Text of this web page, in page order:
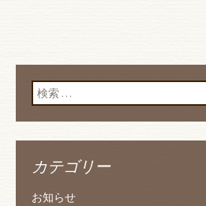
検索:
カテゴリー
お知らせ